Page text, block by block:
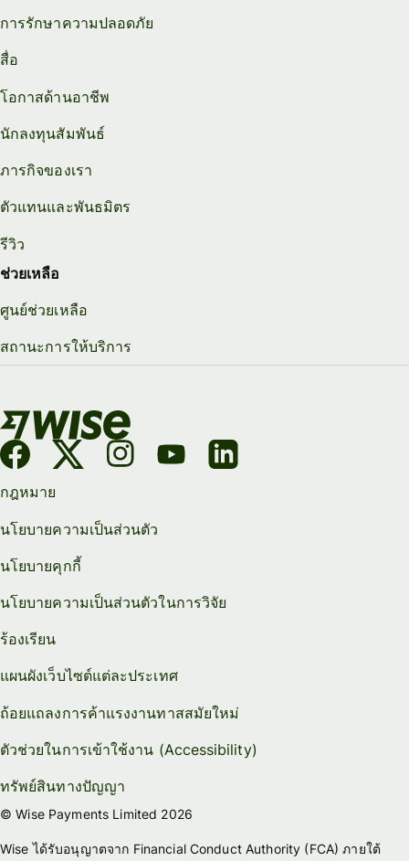
การรักษาความปลอดภัย
สื่อ
โอกาสด้านอาชีพ
นักลงทุนสัมพันธ์
ภารกิจของเรา
ตัวแทนและพันธมิตร
รีวิว
ช่วยเหลือ
ศูนย์ช่วยเหลือ
สถานะการให้บริการ
กฎหมาย
นโยบายความเป็นส่วนตัว
นโยบายคุกกี้
นโยบายความเป็นส่วนตัวในการวิจัย
ร้องเรียน
แผนผังเว็บไซต์แต่ละประเทศ
ถ้อยแถลงการค้าแรงงานทาสสมัยใหม่
ตัวช่วยในการเข้าใช้งาน (Accessibility)
ทรัพย์สินทางปัญญา
© Wise Payments Limited 2026
Wise ได้รับอนุญาตจาก Financial Conduct Authority (FCA) ภายใต้